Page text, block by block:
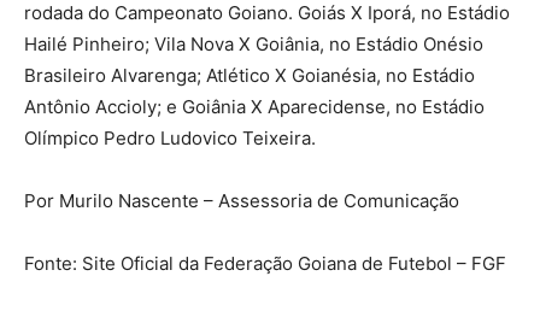
rodada do Campeonato Goiano. Goiás X Iporá, no Estádio
Hailé Pinheiro; Vila Nova X Goiânia, no Estádio Onésio
Brasileiro Alvarenga; Atlético X Goianésia, no Estádio
Antônio Accioly; e Goiânia X Aparecidense, no Estádio
Olímpico Pedro Ludovico Teixeira.
Por Murilo Nascente – Assessoria de Comunicação
Fonte: Site Oficial da Federação Goiana de Futebol – FGF